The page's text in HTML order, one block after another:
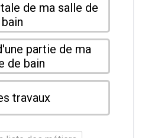
de ma salle de
bain
partie de ma
de bain
travaux